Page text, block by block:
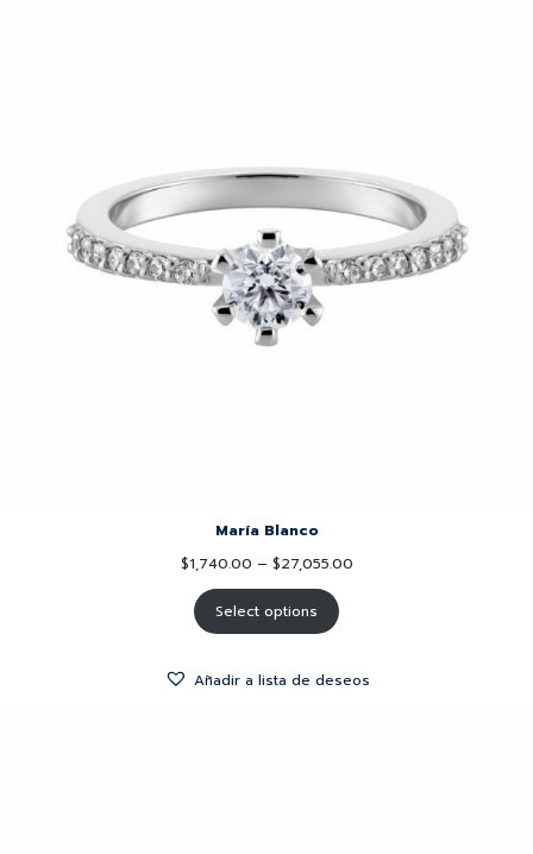
María Blanco
$1,740.00 – $27,055.00
Select options
Añadir a lista de deseos